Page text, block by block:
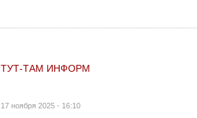
ТУТ-ТАМ ИНФОРМ
17 ноября 2025 - 16:10